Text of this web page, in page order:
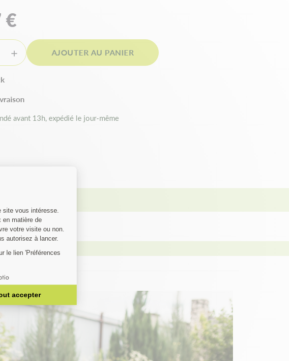
€
 AJOUTER AU PANIER
avant 13h, expédié le jour-même